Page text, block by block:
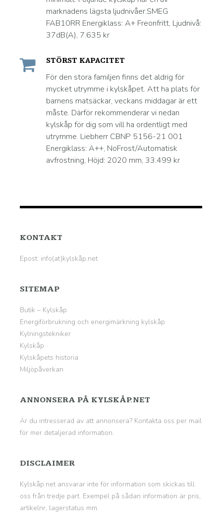
marknadens lägsta ljudnivåer.SMEG
FAB10RR Energiklass: A+ Freonfritt, Ljudnivå:
37dB(A), 7.635 kr
STÖRST KAPACITET
För den stora familjen finns det aldrig för
mycket utrymme i kylskåpet. Att ha plats för
barnens matsäckar, veckans middagar är ett
måste. Därför rekommenderar vi nedan
kylskåp för dig som vill ha ordentligt med
utrymme. Liebherr CBNP 5156-21 001
Energiklass: A++, NoFrost/Automatisk
avfrostning, Höjd: 2020 mm, 33.499 kr
KONTAKT
Epost: info(at)kylskåp.net
SITEMAP
Butik – Kylskåp
Energiförbrukning och energimärkning kylskåp
Kylningstekniker
Kylskåp
Kylskåpets historia
Miljöpåverkan
ANNONSERA PÅ KYLSKÅP.NET
Är du intresserad av att annonsera? Kontakta oss per mail
för mer detaljerad information.
DISCLAIMER
Kylskåp.net ansvarar inte för information som skickas till
oss från tredje part. Exempel på sådan information är pris,
artikelnr, lagerstatus mm.